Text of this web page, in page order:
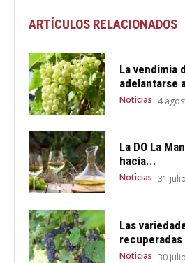
ARTÍCULOS RELACIONADOS
La vendimia
adelantarse
Noticias 4
La DO La
hacia...
Noticias 31
Las
Noticias 30